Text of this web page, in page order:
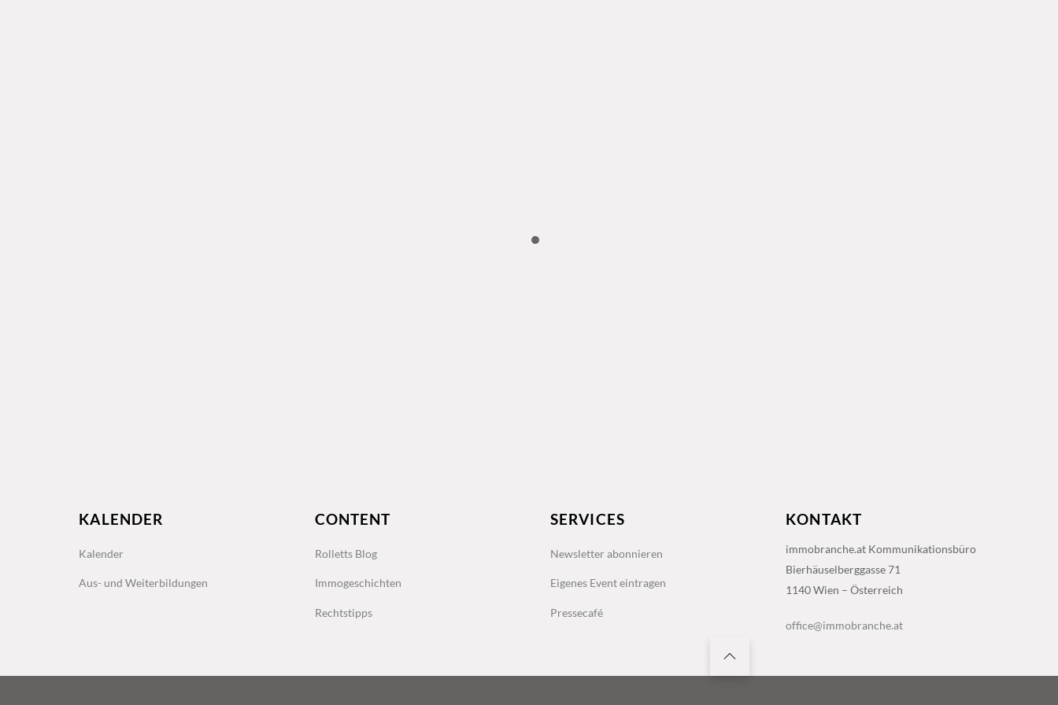
KALENDER
Kalender
Aus- und Weiterbildungen
CONTENT
Rolletts Blog
Immogeschichten
Rechtstipps
SERVICES
Newsletter abonnieren
Eigenes Event eintragen
Pressecafé
KONTAKT
immobranche.at Kommunikationsbüro
Bierhäuselberggasse 71
1140 Wien – Österreich
office@immobranche.at